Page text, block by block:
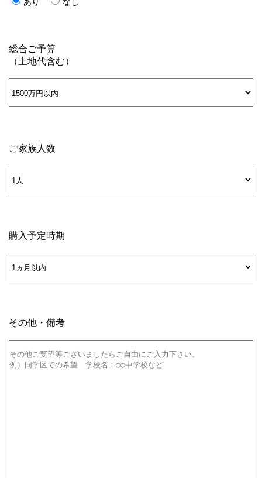
総合ご予算
（土地代含む）
ご家族人数
購入予定時期
その他・備考